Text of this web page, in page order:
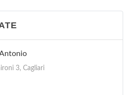
3, Cagliari